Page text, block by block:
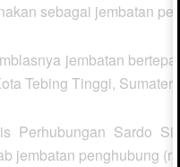
sebagai jembatan
jembatan
Tebing Tinggi,
Perhubungan Sardo
jembatan penghubung